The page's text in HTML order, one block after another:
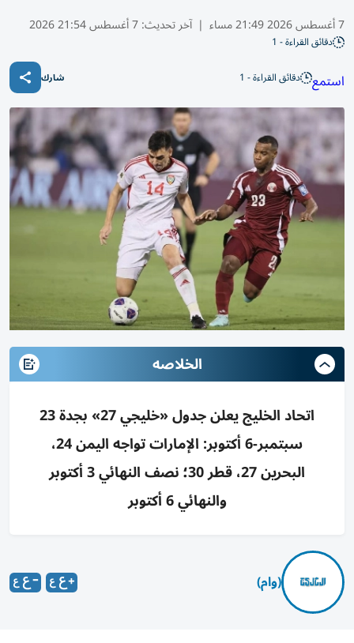
7 أغسطس 2026 21:49 مساء | آخر تحديث:7 أغسطس 21:54 2026
دقائق القراءة - 1
استمع دقائق القراءة - 1 شارك
الخلاصه
اتحاد الخليج يعلن جدول «خليجي 27» بجدة 23
سبتمبر-6 أكتوبر: الإمارات تواجه اليمن 24،
البحرين 27، قطر 30؛ نصف النهائي 3 أكتوبر
والنهائي 6 أكتوبر
(وام)